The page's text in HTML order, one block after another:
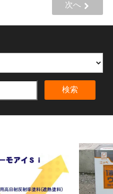
次へ
検索